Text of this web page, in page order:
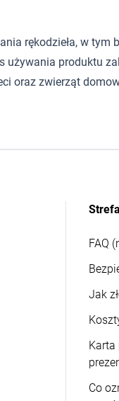
rękodzieła, w
używania produktu
oraz zwierząt
FAQ
Jak
Karta
Co